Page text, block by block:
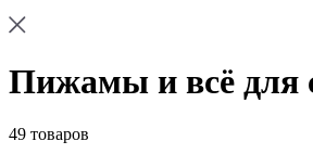
Пижамы и всё для
49 товаров